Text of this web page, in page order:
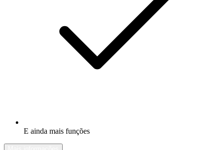
E ainda mais funções